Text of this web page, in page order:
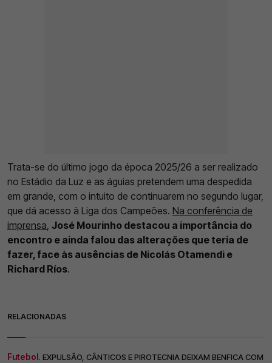
Trata-se do último jogo da época 2025/26 a ser realizado
no Estádio da Luz e as águias pretendem uma despedida
em grande, com o intuito de continuarem no segundo lugar,
que dá acesso à Liga dos Campeões. Na conferência de
imprensa, José Mourinho destacou a importância do
encontro e ainda falou das alterações que teria de
fazer, face às ausências de Nicolás Otamendi e
Richard Ríos.
RELACIONADAS
Futebol. EXPULSÃO, CÂNTICOS E PIROTECNIA DEIXAM BENFICA COM